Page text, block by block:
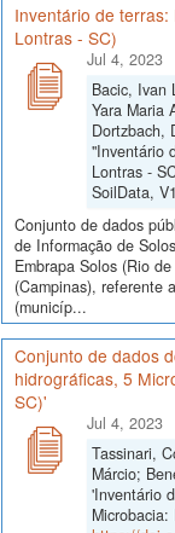
Inventário de
Lontras - SC)
Jul 4, 2023
Bacic, Ivan
Yara Maria
Dortzbach,
"Inventário
Lontras -
SoilData, V1
Conjunto de dados
de Informação de
Embrapa Solos (Rio
(Campinas), referente
(municíp...
Conjunto de dados
hidrográficas, 5
SC)'
Jul 4, 2023
Tassinari,
Márcio;
'Inventário